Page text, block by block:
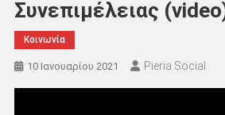
Συνεπιμέλειας
Κοινωνία
10 Ιανουαρίου 2021 Pieria Social